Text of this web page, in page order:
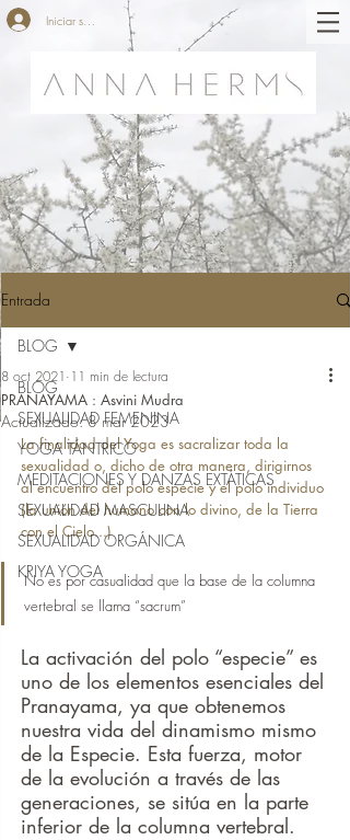
Iniciar sesión
Entrada
BLOG
SEXUALIDAD FEMENINA
YOGA TÁNTRICO
MEDITACIONES Y DANZAS EXTÁTICAS
SEXUALIDAD MASCULINA
SEXUALIDAD ORGÁNICA
KRIYA YOGA
BLOG
PRANAYAMA : Asvini Mudra
8 oct 2021 11 min de lectura
Actualizado:8 mar 2023
La finalidad del Yoga es sacralizar toda la
sexualidad o, dicho de otra manera, dirigirnos
al encuentro del polo especie y el polo individuo
(la unión del humano con lo divino, de la Tierra
con el Cielo...)
No es por casualidad que la base de la columna
vertebral se llama “sacrum”
La activación del polo “especie” es
uno de los elementos esenciales del
Pranayama, ya que obtenemos
nuestra vida del dinamismo mismo
de la Especie. Esta fuerza, motor
de la evolución a través de las
generaciones, se sitúa en la parte
inferior de la columna vertebral.